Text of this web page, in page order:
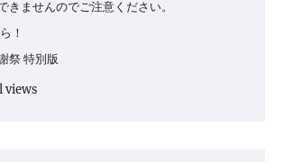
きませんのでご注意ください。
！
祭 特別版
views